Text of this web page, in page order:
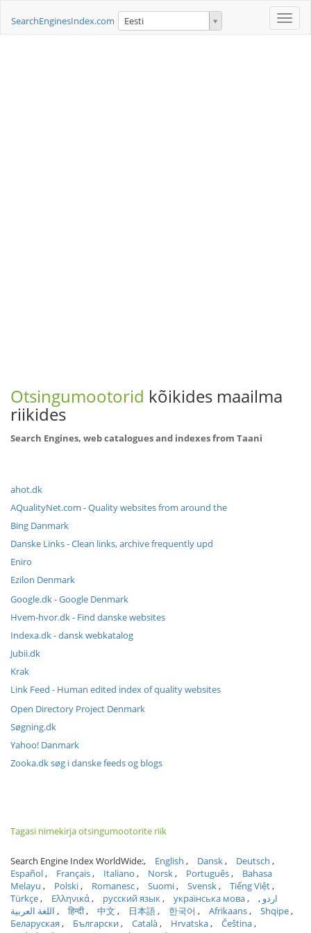
Toggle
SearchEnginesIndex.com Eesti
Otsingumootorid kõikides maailma
riikides
Search Engines, web catalogues and indexes from Taani
ahot.dk
AQualityNet.com - Quality websites from around the
Bing Danmark
Danske Links - Clean links, archive frequently upd
Eniro
Ezilon Denmark
Google.dk - Google Denmark
Hvem-hvor.dk - Find danske websites
Indexa.dk - dansk webkatalog
Jubii.dk
Krak
Link Feed - Human edited index of quality websites
Open Directory Project Denmark
Søgning.dk
Yahoo! Danmark
Zooka.dk søg i danske feeds og blogs
Tagasi nimekirja otsingumootorite riik
Search Engine Index WorldWide: English Dansk
Deutsch
Español
Français Italiano Norsk Português
Bahasa
Melayu
Polski Romanesc Suomi Svensk
Tiếng Việt
Türkçe
Ελληνικά русский язык українська мова
اردو
اللغة العربية
हिन्दी 中文 日本語 한국어 Afrikaans
Shqipe
Беларуская
Български Català Hrvatska
Čeština